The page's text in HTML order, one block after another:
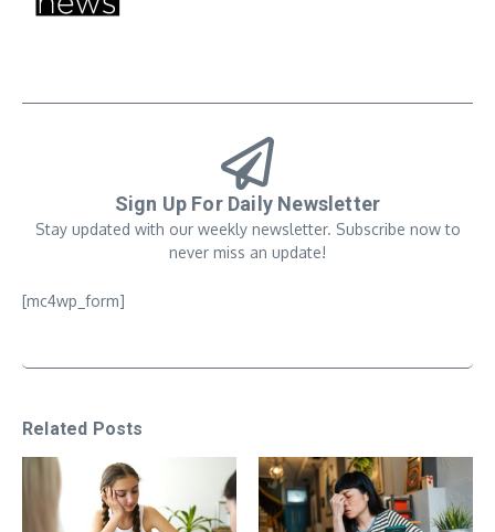
Sign Up For Daily Newsletter
Stay updated with our weekly newsletter. Subscribe now to
never miss an update!
[mc4wp_form]
Related Posts